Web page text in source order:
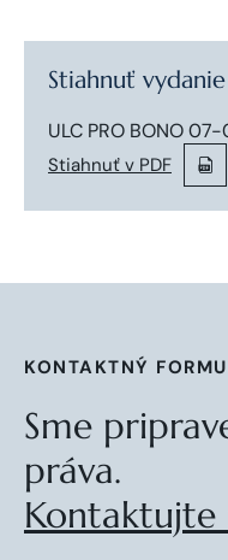
Stiahnuť vydanie
ULC PRO BONO
Stiahnuť v PDF
KONTAKTNÝ
Sme
práva.
Kontaktujte